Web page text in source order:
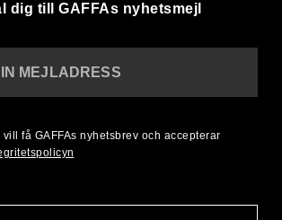
dig till GAFFAs nyhetsmejl
MEJLADRESS
få GAFFAs nyhetsbrev och accepterar